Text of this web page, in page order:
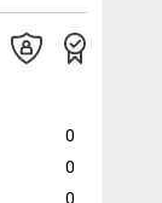
0
0
0